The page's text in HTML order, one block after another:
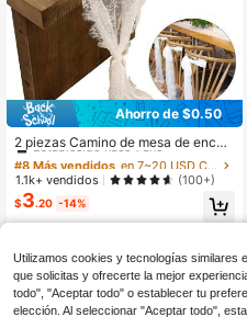
Ahorro de $0.50
2 piezas Camino de mesa de encaj
e blanco 14 x 118 pulgadas bordado
estilo boho para decoración de bod
a, fiesta, despedida de soltera, cami
no de mesa vintage rústico, regalo
de inauguración de casa
#8 Más vendidos
en 7~20 USD Caminos De Mesa De Cocina
Establecido hace 1 año
#8 Más vendidos
Establecido hace 1 año
#8 Más vendidos
Establecido hace 1 año
#8 Más vendidos
en 7~20 USD Caminos De Mesa De Cocina
Establecido hace 1 año
1.1k+ vendidos (100+)
$3.20 -14%
Utilizamos cookies y tecnologías similares
que solicitas y ofrecerte la mejor
todo", "Aceptar todo" o establecer tu
elección. Al seleccionar "Aceptar todo",